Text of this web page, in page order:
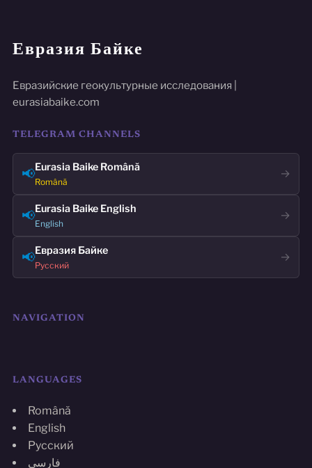
Евразия Байке
Евразийские геокультурные исследования |
eurasiabaike.com
TELEGRAM CHANNELS
📢Eurasia Baike Română
Română
→
📢Eurasia Baike English
English
→
📢Евразия Байке
Русский
→
NAVIGATION
LANGUAGES
Română
English
Русский
فارسی